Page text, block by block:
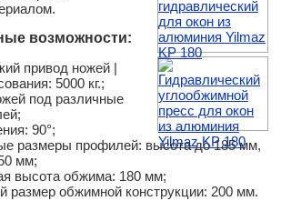
возможности:
привод ножей |
5000 кг.;
под различные
90°;
размеры профилей: высота до 185 мм,
мм;
высота обжима: 180 мм;
размер обжимной конструкции: 200 мм.